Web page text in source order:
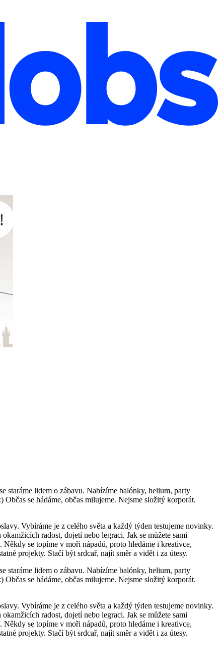
staráme lidem o zábavu. Nabízíme balónky, helium, party
se hádáme, občas milujeme. Nejsme složitý korporát.
Vybíráme je z celého světa a každý týden testujeme novinky.
radost, dojetí nebo legraci. Jak se můžete sami
se topíme v moři nápadů, proto hledáme i kreativce,
projekty. Stačí být srdcař, najít směr a vidět i za útesy.
staráme lidem o zábavu. Nabízíme balónky, helium, party
se hádáme, občas milujeme. Nejsme složitý korporát.
Vybíráme je z celého světa a každý týden testujeme novinky.
radost, dojetí nebo legraci. Jak se můžete sami
se topíme v moři nápadů, proto hledáme i kreativce,
projekty. Stačí být srdcař, najít směr a vidět i za útesy.